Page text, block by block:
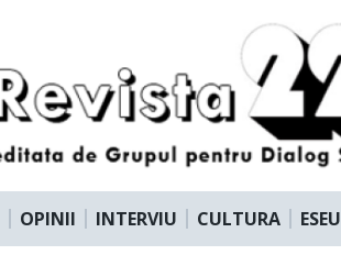
OPINII INTERVIU CULTURA ESEU